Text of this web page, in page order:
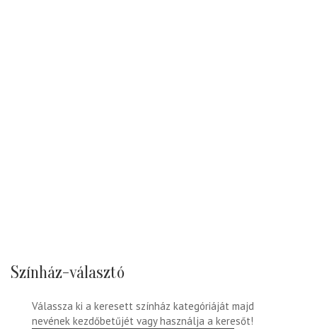
Színház-választó
Válassza ki a keresett színház kategóriáját majd
nevének kezdőbetűjét vagy használja a keresőt!